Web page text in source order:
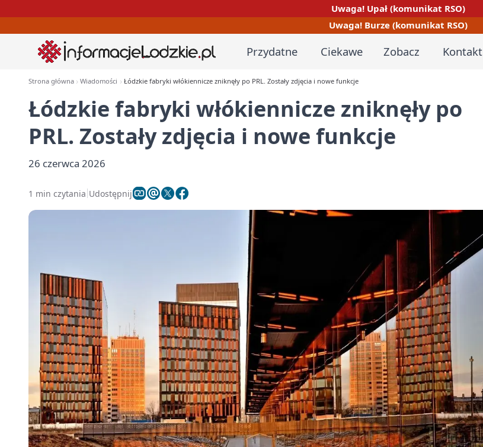
Uwaga! Upał (komunikat RSO)
Uwaga! Burze (komunikat RSO)
Przydatne Ciekawe Zobacz Kontakt
Strona główna Wiadomości Łódzkie fabryki włókiennicze zniknęły po PRL. Zostały zdjęcia i nowe funkcje
Łódzkie fabryki włókiennicze zniknęły po
PRL. Zostały zdjęcia i nowe funkcje
26 czerwca 2026
1 min czytania Udostępnij